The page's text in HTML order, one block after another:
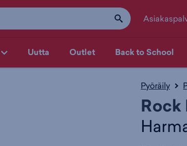
Uutta Outlet Back to School
Pyöräily
Rock